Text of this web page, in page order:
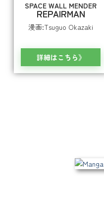
SPACE WALL MENDER
REPAIRMAN
漫画:Tsuguo Okazaki
詳細はこちら